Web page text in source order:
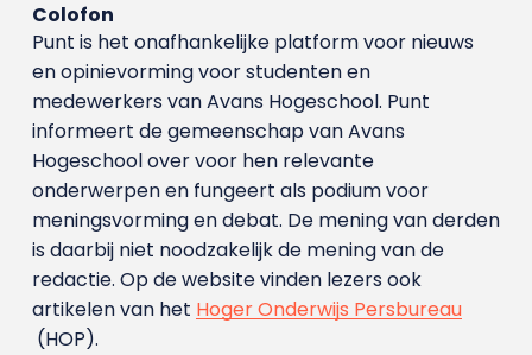
Colofon
Punt is het onafhankelijke platform voor nieuws
en opinievorming voor studenten en
medewerkers van Avans Hoge­school. Punt
informeert de gemeenschap van Avans
Hogeschool over voor hen relevante
onderwerpen en fungeert als podium voor
meningsvorming en debat. De mening van derden
is daarbij niet noodzakelijk de mening van de
redactie. Op de website vinden lezers ook
artikelen van het Hoger Onderwijs Persbureau
(HOP).